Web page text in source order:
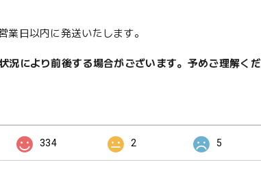
業日以内に発送いたします。
況により前後する場合がございます。予めご理解くだ
334 2 5